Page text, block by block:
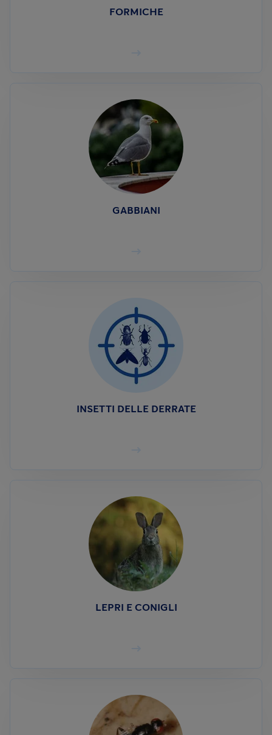
FORMICHE
GABBIANI
INSETTI DELLE DERRATE
LEPRI E CONIGLI